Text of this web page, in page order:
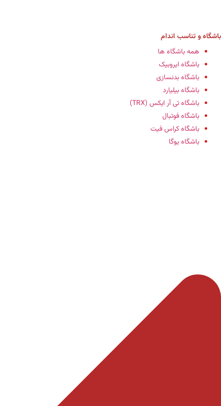
باشگاه‌ و تناسب اندام
همه باشگاه ها
باشگاه ایروبیک
باشگاه‌ بدنسازی
باشگاه بیلیارد
باشگاه تی آر ایکس (TRX)
باشگاه فوتبال
باشگاه کراس فیت
باشگاه یوگا